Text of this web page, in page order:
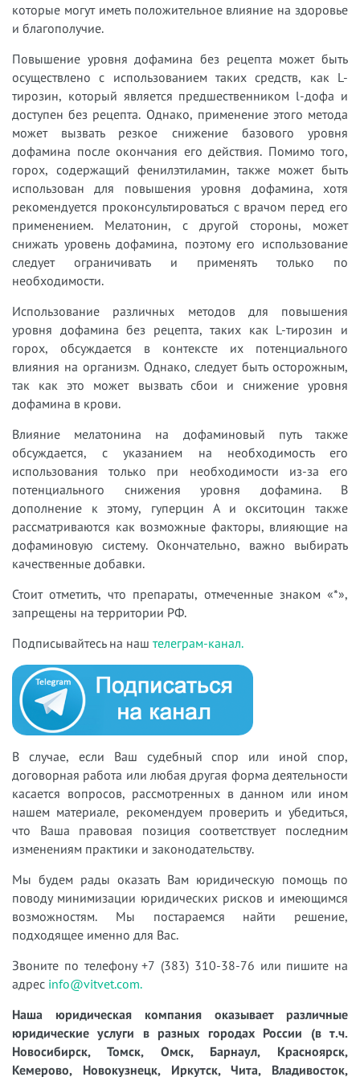
которые могут иметь положительное влияние на здоровье
и благополучие.
Повышение уровня дофамина без рецепта может быть
осуществлено с использованием таких средств, как L-
тирозин, который является предшественником l-дофа и
доступен без рецепта. Однако, применение этого метода
может вызвать резкое снижение базового уровня
дофамина после окончания его действия. Помимо того,
горох, содержащий фенилэтиламин, также может быть
использован для повышения уровня дофамина, хотя
рекомендуется проконсультироваться с врачом перед его
применением. Мелатонин, с другой стороны, может
снижать уровень дофамина, поэтому его использование
следует ограничивать и применять только по
необходимости.
Использование различных методов для повышения
уровня дофамина без рецепта, таких как L-тирозин и
горох, обсуждается в контексте их потенциального
влияния на организм. Однако, следует быть осторожным,
так как это может вызвать сбои и снижение уровня
дофамина в крови.
Влияние мелатонина на дофаминовый путь также
обсуждается, с указанием на необходимость его
использования только при необходимости из-за его
потенциального снижения уровня дофамина. В
дополнение к этому, гуперцин А и окситоцин также
рассматриваются как возможные факторы, влияющие на
дофаминовую систему. Окончательно, важно выбирать
качественные добавки.
Стоит отметить, что препараты, отмеченные знаком «*»,
запрещены на территории РФ.
Подписывайтесь на наш телеграм-канал.
В случае, если Ваш судебный спор или иной спор,
договорная работа или любая другая форма деятельности
касается вопросов, рассмотренных в данном или ином
нашем материале, рекомендуем проверить и убедиться,
что Ваша правовая позиция соответствует последним
изменениям практики и законодательству.
Мы будем рады оказать Вам юридическую помощь по
поводу минимизации юридических рисков и имеющимся
возможностям. Мы постараемся найти решение,
подходящее именно для Вас.
Звоните по телефону +7 (383) 310-38-76 или пишите на
адрес info@vitvet.com.
Наша юридическая компания оказывает различные
юридические услуги в разных городах России (в т.ч.
Новосибирск, Томск, Омск, Барнаул, Красноярск,
Кемерово, Новокузнецк, Иркутск, Чита, Владивосток,